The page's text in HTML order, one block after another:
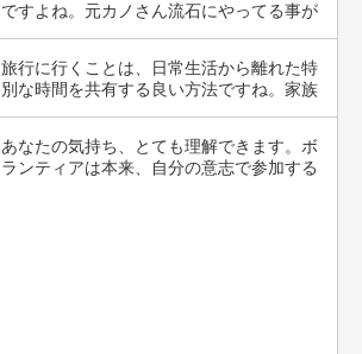
ですよね。元カノさん流石にやってる事が
旅行に行くことは、日常生活から離れた特
別な時間を共有する良い方法ですね。家族
あなたの気持ち、とても理解できます。ボ
ランティアは本来、自分の意志で参加する